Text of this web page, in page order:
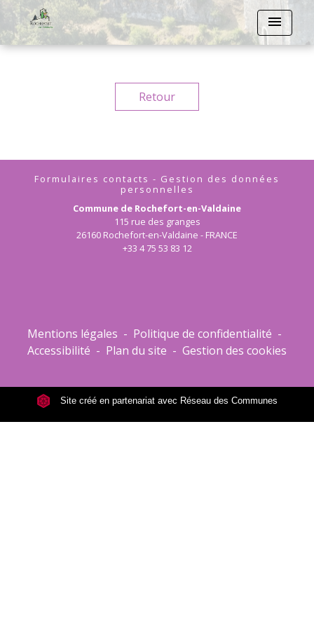
menu
Retour
Formulaires contacts - Gestion des données
personnelles
Commune de Rochefort-en-Valdaine
115 rue des granges
26160 Rochefort-en-Valdaine - FRANCE
+33 4 75 53 83 12
Mentions légales - Politique de confidentialité -
Accessibilité - Plan du site - Gestion des cookies
Site créé en partenariat avec Réseau des Communes